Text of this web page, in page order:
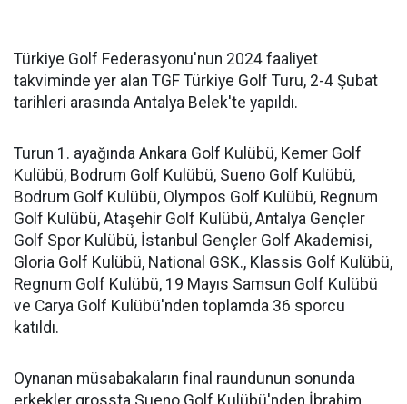
Türkiye Golf Federasyonu'nun 2024 faaliyet
takviminde yer alan TGF Türkiye Golf Turu, 2-4 Şubat
tarihleri arasında Antalya Belek'te yapıldı.
Turun 1. ayağında Ankara Golf Kulübü, Kemer Golf
Kulübü, Bodrum Golf Kulübü, Sueno Golf Kulübü,
Bodrum Golf Kulübü, Olympos Golf Kulübü, Regnum
Golf Kulübü, Ataşehir Golf Kulübü, Antalya Gençler
Golf Spor Kulübü, İstanbul Gençler Golf Akademisi,
Gloria Golf Kulübü, National GSK., Klassis Golf Kulübü,
Regnum Golf Kulübü, 19 Mayıs Samsun Golf Kulübü
ve Carya Golf Kulübü'nden toplamda 36 sporcu
katıldı.
Oynanan müsabakaların final raundunun sonunda
erkekler grossta Sueno Golf Kulübü'nden İbrahim